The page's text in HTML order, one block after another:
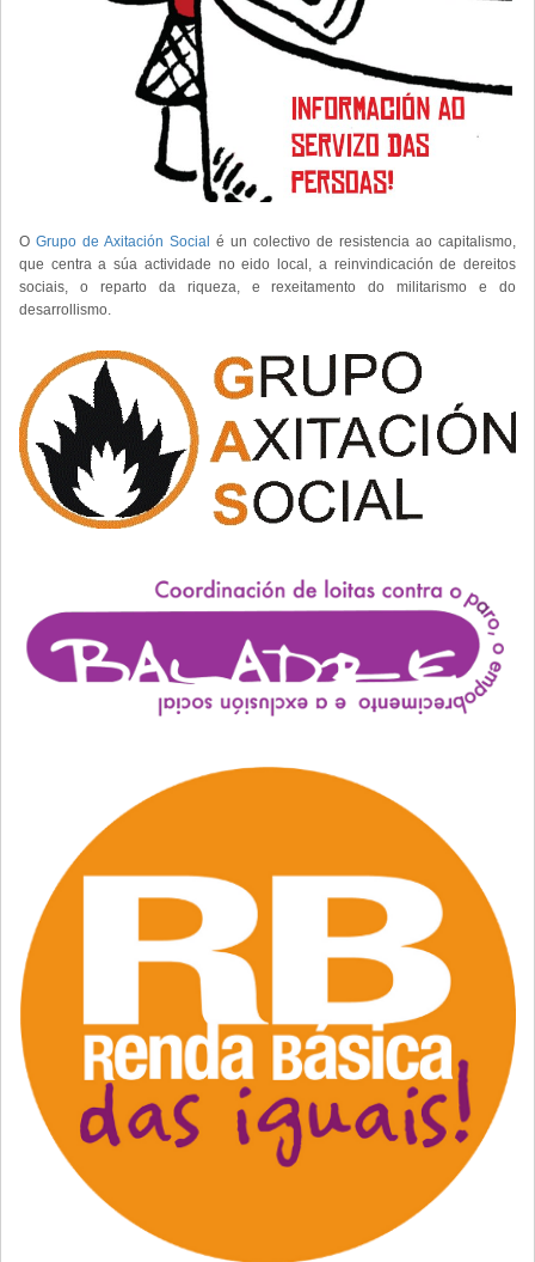
O Grupo de Axitación Social é un colectivo de resistencia ao capitalismo,
que centra a súa actividade no eido local, a reinvindicación de dereitos
sociais, o reparto da riqueza, e rexeitamento do militarismo e do
desarrollismo.